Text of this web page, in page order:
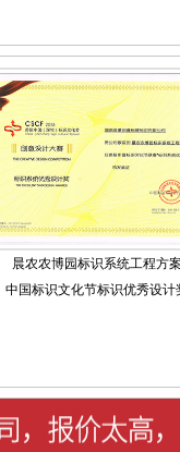
晨农农博园标识系统工程方
中国标识文化节标识优秀设计